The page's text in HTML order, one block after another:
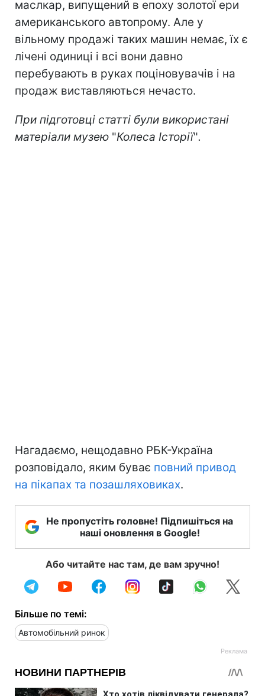
маслкар, випущений в епоху золотої ери
американського автопрому. Але у
вільному продажі таких машин немає, їх є
лічені одиниці і всі вони давно
перебувають в руках поціновувачів і на
продаж виставляються нечасто.
При підготовці статті були використані
матеріали музею "Колеса Історії".
Нагадаємо, нещодавно РБК-Україна
розповідало, яким буває повний привод
на пікапах та позашляховиках.
Не пропустіть головне! Підпишіться на
наші оновлення в Google!
Або читайте нас там, де вам зручно!
Більше по темі:
Автомобільний ринок